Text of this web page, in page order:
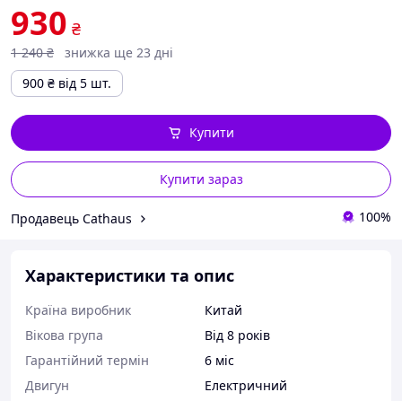
930 ₴
1 240 ₴
знижка ще 23 дні
900 ₴ від 5 шт.
Купити зараз
Купити
Продавець Cathaus 100%
Характеристики та опис
Країна виробник
Китай
Вікова група
Від 8 років
Гарантійний термін
6 міс
Двигун
Електричний